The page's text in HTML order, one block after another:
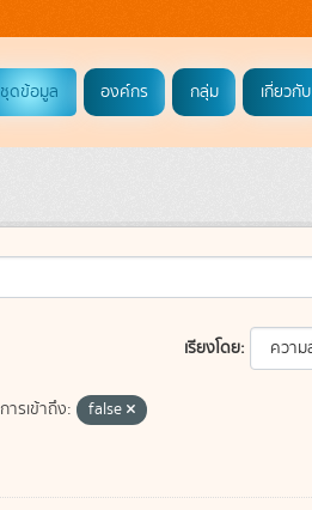
ชุดข้อมูล องค์กร กลุ่ม เกี่ยวกับ
เรียงโดย
การเข้าถึง:
false